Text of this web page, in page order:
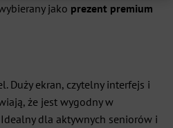
jako prezent premium
Duży ekran, czytelny interfejs i
że jest wygodny w
dla aktywnych seniorów i